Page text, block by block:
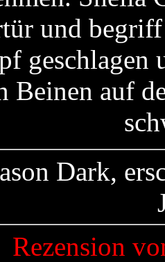
und
geschlagen
Beinen auf
Dark,
Rezension